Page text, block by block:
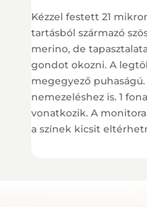
Kézzel festett 21
tartásból származó
merino, de
gondot okozni. A
megegyező
nemezeléshez is. 1
vonatkozik. A
a színek kicsit